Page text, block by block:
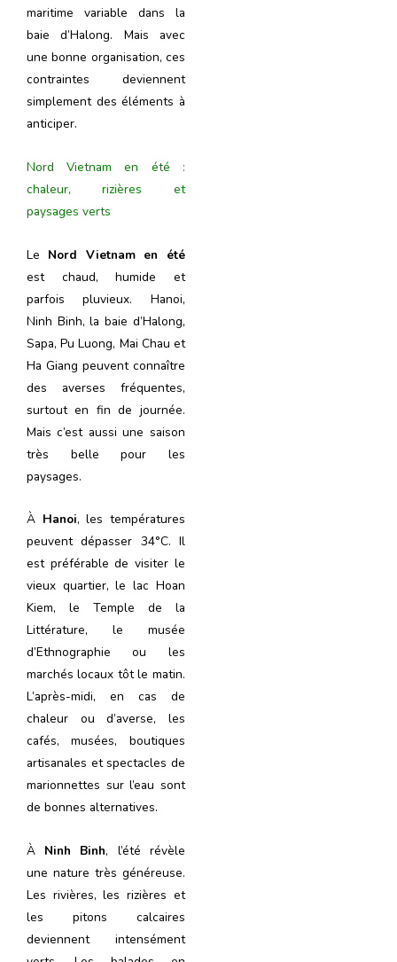
maritime variable dans la
baie d’Halong. Mais avec
une bonne organisation, ces
contraintes deviennent
simplement des éléments à
anticiper.
Nord Vietnam en été :
chaleur, rizières et
paysages verts
Le Nord Vietnam en été
est chaud, humide et
parfois pluvieux. Hanoi,
Ninh Binh, la baie d’Halong,
Sapa, Pu Luong, Mai Chau et
Ha Giang peuvent connaître
des averses fréquentes,
surtout en fin de journée.
Mais c’est aussi une saison
très belle pour les
paysages.
À Hanoi, les températures
peuvent dépasser 34°C. Il
est préférable de visiter le
vieux quartier, le lac Hoan
Kiem, le Temple de la
Littérature, le musée
d’Ethnographie ou les
marchés locaux tôt le matin.
L’après-midi, en cas de
chaleur ou d’averse, les
cafés, musées, boutiques
artisanales et spectacles de
marionnettes sur l’eau sont
de bonnes alternatives.
À Ninh Binh, l’été révèle
une nature très généreuse.
Les rivières, les rizières et
les pitons calcaires
deviennent intensément